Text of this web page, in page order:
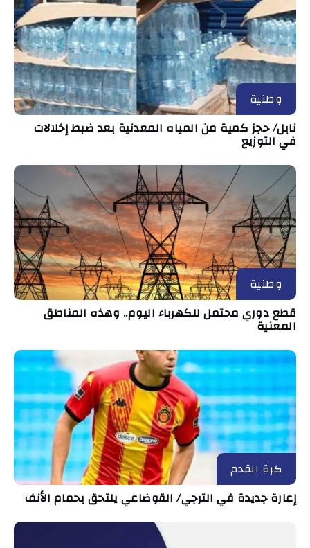
وطنية
نابل/ حجز كمية من المياه المعدنية بعد ضبط إخلالات
في التوزيع
وطنية
قطع دوري محتمل للكهرباء اليوم.. وهذه المناطق
المعنية
كرة القدم
إعارة جديدة في الترجي/ القوضاعي يلتحق بحمام الأنف